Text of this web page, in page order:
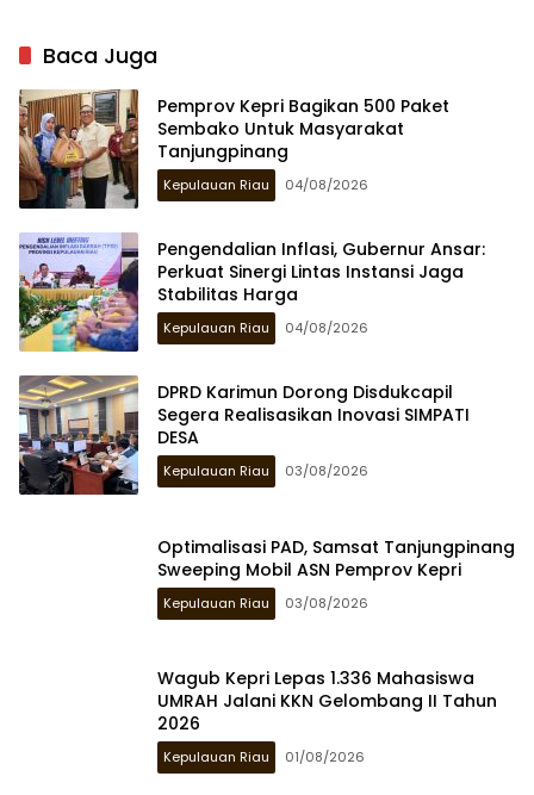
Baca Juga
Pemprov Kepri Bagikan 500 Paket
Sembako Untuk Masyarakat
Tanjungpinang
Kepulauan Riau 04/08/2026
Pengendalian Inflasi, Gubernur Ansar:
Perkuat Sinergi Lintas Instansi Jaga
Stabilitas Harga
Kepulauan Riau 04/08/2026
DPRD Karimun Dorong Disdukcapil
Segera Realisasikan Inovasi SIMPATI
DESA
Kepulauan Riau 03/08/2026
Optimalisasi PAD, Samsat Tanjungpinang
Sweeping Mobil ASN Pemprov Kepri
Kepulauan Riau 03/08/2026
Wagub Kepri Lepas 1.336 Mahasiswa
UMRAH Jalani KKN Gelombang II Tahun
2026
Kepulauan Riau 01/08/2026